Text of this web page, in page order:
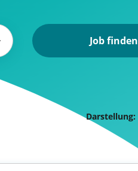
Job finden
Darstellung: